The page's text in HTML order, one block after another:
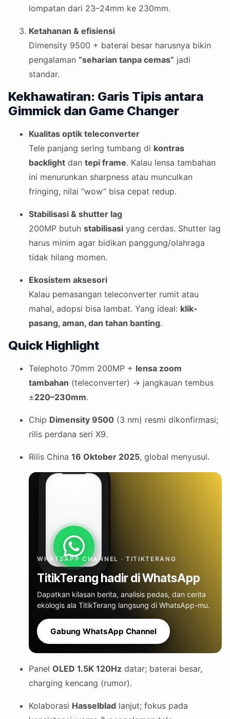
lompatan dari 23–24mm ke 230mm.
Ketahanan & efisiensi
Dimensity 9500 + baterai besar harusnya bikin
pengalaman “seharian tanpa cemas” jadi
standar.
Kekhawatiran: Garis Tipis antara
Gimmick dan Game Changer
Kualitas optik teleconverter
Tele panjang sering tumbang di kontras
backlight dan tepi frame. Kalau lensa tambahan
ini menurunkan sharpness atau munculkan
fringing, nilai “wow” bisa cepat redup.
Stabilisasi & shutter lag
200MP butuh stabilisasi yang cerdas. Shutter lag
harus minim agar bidikan panggung/olahraga
tidak hilang momen.
Ekosistem aksesori
Kalau pemasangan teleconverter rumit atau
mahal, adopsi bisa lambat. Yang ideal: klik-
pasang, aman, dan tahan banting.
Quick Highlight
Telephoto 70mm 200MP + lensa zoom
tambahan (teleconverter) → jangkauan tembus
±220–230mm.
Chip Dimensity 9500 (3 nm) resmi dikonfirmasi;
rilis perdana seri X9.
Rilis China 16 Oktober 2025, global menyusul.
WHATSAPP CHANNEL · TITIKTERANG
TitikTerang hadir di WhatsApp
Dapatkan kilasan berita, analisis pedas, dan cerita
ekologis ala TitikTerang langsung di WhatsApp-mu.
Gabung WhatsApp Channel
Panel OLED 1.5K 120Hz datar; baterai besar,
charging kencang (rumor).
Kolaborasi Hasselblad lanjut; fokus pada